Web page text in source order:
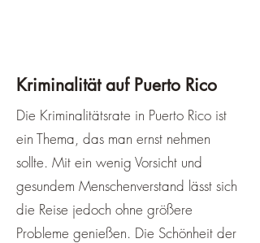
Kriminalität auf Puerto Rico
Die Kriminalitätsrate in Puerto Rico ist
ein Thema, das man ernst nehmen
sollte. Mit ein wenig Vorsicht und
gesundem Menschenverstand lässt sich
die Reise jedoch ohne größere
Probleme genießen. Die Schönheit der